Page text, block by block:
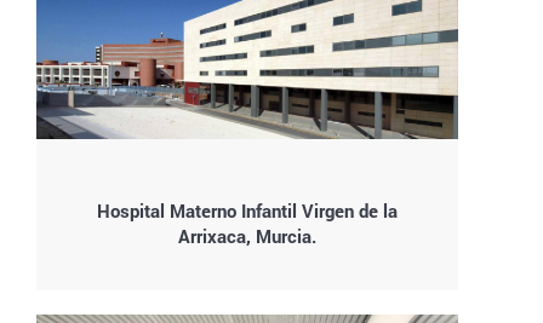
Hospital Materno Infantil Virgen de la
Arrixaca, Murcia.